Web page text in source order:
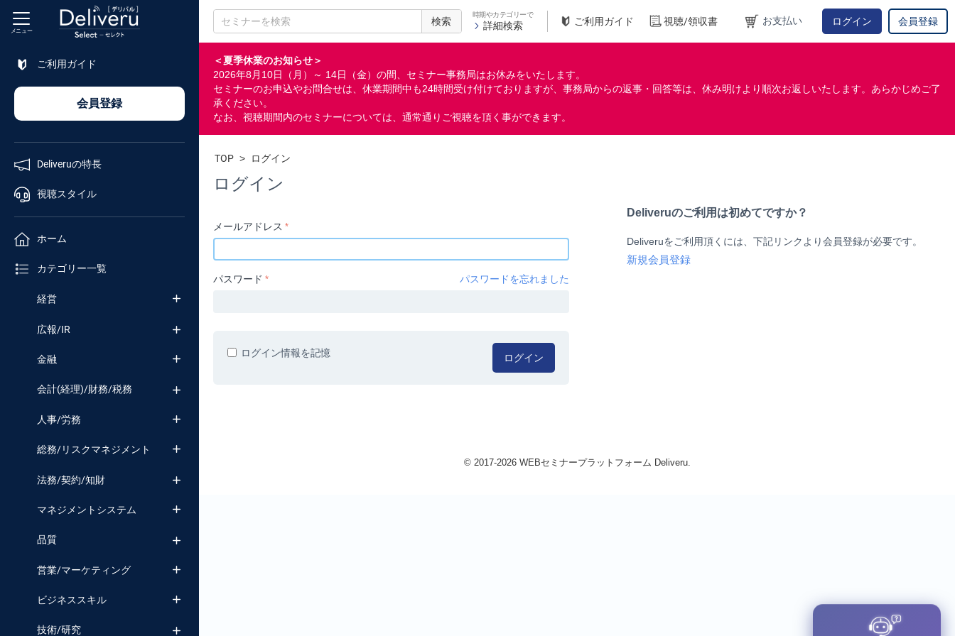
検索
時期やカテゴリーで
詳細検索 ご利用ガイド 視聴/領収書 お支払い ログイン 会員登録
＜夏季休業のお知らせ＞
2026年8月10日（月）～ 14日（金）の間、セミナー事務局はお休みをいたします。
セミナーのお申込やお問合せは、休業期間中も24時間受け付けておりますが、事務局からの返事・回答等は、休み明けより順次お返しいたします。あらかじめご了
承ください。
なお、視聴期間内のセミナーについては、通常通りご視聴を頂く事ができます。
メニュー
ご利用ガイド
会員登録
Deliveruの特長
視聴スタイル
ホーム
カテゴリー一覧
経営
広報/IR
金融
会計(経理)/財務/税務
人事/労務
総務/リスクマネジメント
法務/契約/知財
マネジメントシステム
品質
営業/マーケティング
ビジネススキル
技術/研究
企業
チャンネル
TOP > ログイン
ログイン
メールアドレス
パスワード パスワードを忘れました
ログイン
ログイン情報を記憶
Deliveruのご利用は初めてですか？
Deliveruをご利用頂くには、下記リンクより会員登録が必要です。
新規会員登録
© 2017-2026 WEBセミナープラットフォーム Deliveru.